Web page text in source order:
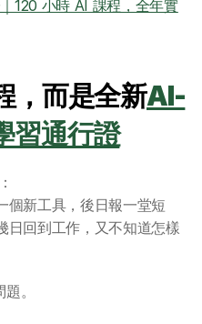
120 小時 AI 課程，全年實
，而是全新AI-
習通行證
個新工具，後日報一堂短
日回到工作，又不知道怎樣
。